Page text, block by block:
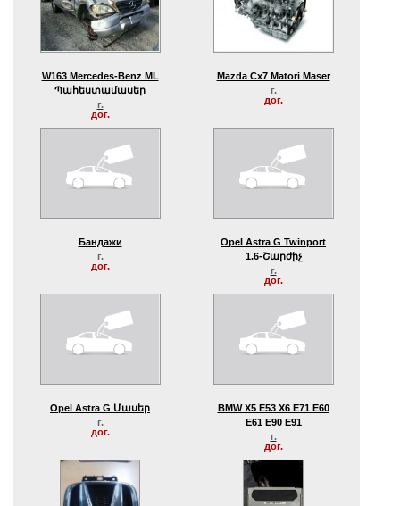
W163 Mercedes-Benz ML
Պահեստամասեր
г.
дог.
Mazda Cx7 Matori Maser
г.
дог.
Бандажи
г.
дог.
Opel Astra G Twinport
1.6-Շարժիչ
г.
дог.
Opel Astra G Մասեր
г.
дог.
BMW X5 E53 X6 E71 E60
E61 E90 E91
г.
дог.